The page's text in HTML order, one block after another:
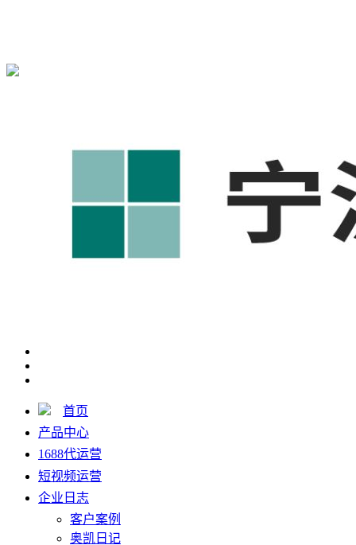
首页
产品中心
1688代运营
短视频运营
企业日志
客户案例
奥凯日记